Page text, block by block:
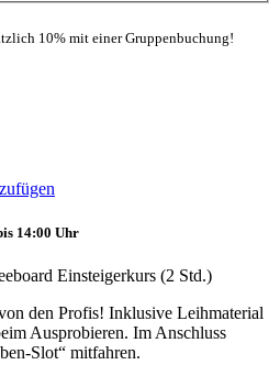
10% mit einer Gruppenbuchung!
14:00 Uhr
Einsteigerkurs (2 Std.)
den Profis! Inklusive Leihmaterial
Ausprobieren. Im Anschluss
Slot“ mitfahren.